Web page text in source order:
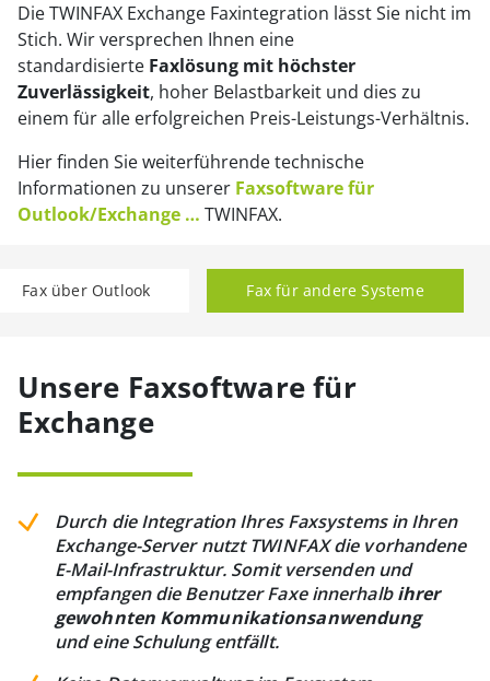
Die TWINFAX Exchange Faxintegration lässt Sie nicht im
Stich. Wir versprechen Ihnen eine
standardisierte Faxlösung mit höchster
Zuverlässigkeit, hoher Belastbarkeit und dies zu
einem für alle erfolgreichen Preis-Leistungs-Verhältnis.
Hier finden Sie weiterführende technische
Informationen zu unserer Faxsoftware für
Outlook/Exchange … TWINFAX.
Fax über Outlook Fax für andere Systeme
Unsere Faxsoftware für
Exchange
Durch die Integration Ihres Faxsystems in Ihren
Exchange-Server nutzt TWINFAX die vorhandene
E-Mail-Infrastruktur. Somit versenden und
empfangen die Benutzer Faxe innerhalbihrer
gewohnten Kommunikationsanwendung
und eine Schulung entfällt.